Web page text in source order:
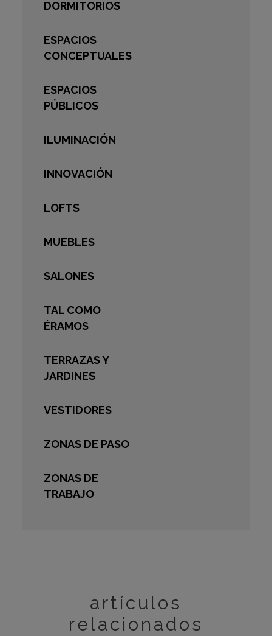
DORMITORIOS
ESPACIOS
CONCEPTUALES
ESPACIOS
PÚBLICOS
ILUMINACIÓN
INNOVACIÓN
LOFTS
MUEBLES
SALONES
TAL COMO
ÉRAMOS
TERRAZAS Y
JARDINES
VESTIDORES
ZONAS DE PASO
ZONAS DE
TRABAJO
artículos
relacionados